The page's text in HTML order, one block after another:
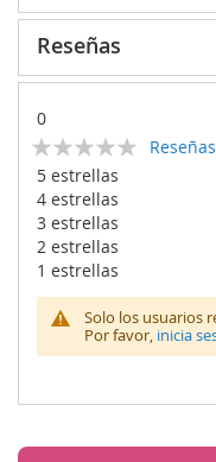
Reseñas
0
Calificación:
% of100
Reseñas
5 estrellas
4 estrellas
3 estrellas
2 estrellas
1 estrellas
Solo los usuarios
Por favor, inicia